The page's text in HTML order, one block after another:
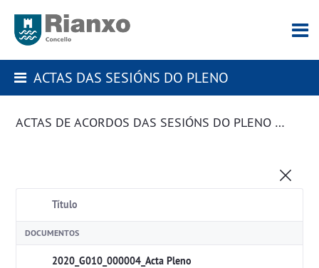
ACTAS DAS SESIÓNS DO PLENO
ACTAS DE ACORDOS DAS SESIÓNS DO PLENO DA CORPORACIÓN
Título
DOCUMENTOS
2020_G010_000004_Acta Pleno